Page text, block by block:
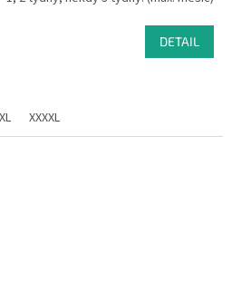
DETAIL
XXXXL